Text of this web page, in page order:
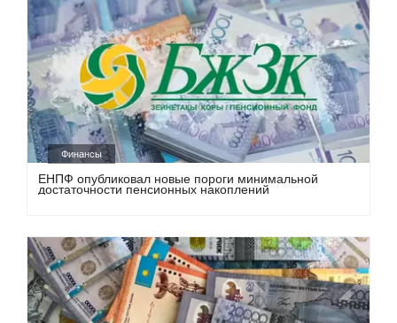
Финансы
ЕНПФ опубликовал новые пороги минимальной
достаточности пенсионных накоплений